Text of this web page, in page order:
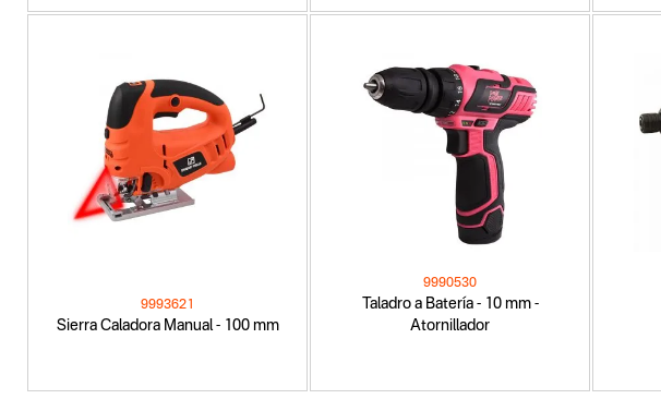
Sierra Caladora Manual - 100 mm
9993621
Taladro a Batería - 10 mm -
Atornillador
9990530